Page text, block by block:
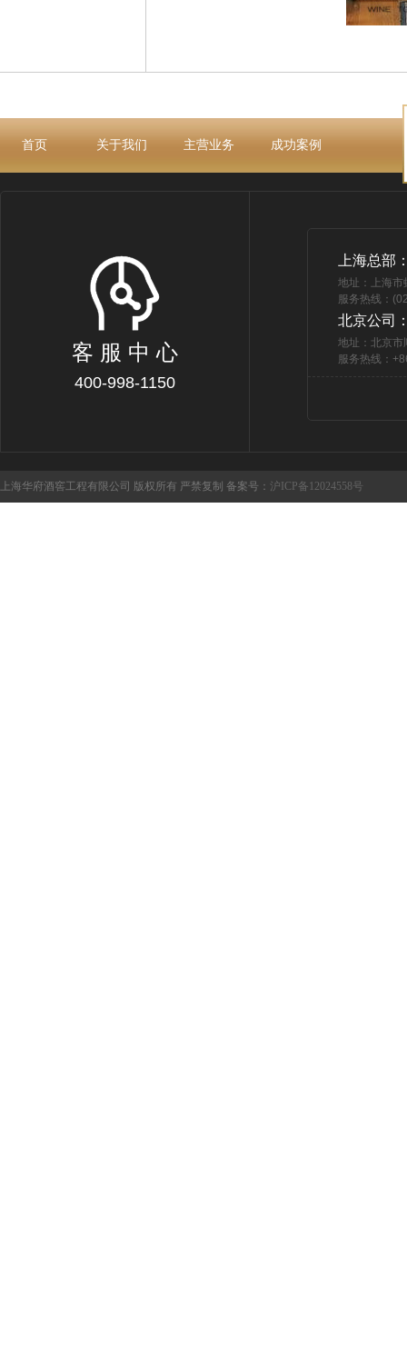
首页 关于我们 主营业务 成功案例
客 服 中 心
400-998-1150
上海总部
地址：上海
服务热线：
北京公司
地址：北京市
服务热线：
上海华府酒窖工程有限公司 版权所有 严禁复制 备案号： 沪ICP备12024558号